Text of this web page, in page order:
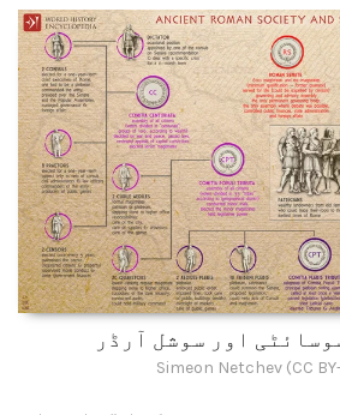
اور سوشل آرڈر
Simeon Netchev (CC